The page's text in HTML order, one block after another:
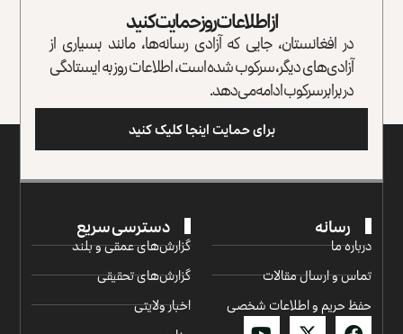
از اطلاعات روز حمایت کنید
در افغانستان، جایی که آزادی رسانه‌ها، مانند بسیاری از
آزادی‌های دیگر، سرکوب شده است، اطلاعات روز به ایستادگی
در برابر سرکوب ادامه می‌دهد.
برای حمایت اینجا کلیک کنید
رسانه
درباره ما
تماس و ارسال مقالات
حفظ حریم و اطلاعات شخصی
دسترسی سریع
گزارش‌‌های عمقی و بلند
گزارش‌های تحقیقی
اخبار ولایتی